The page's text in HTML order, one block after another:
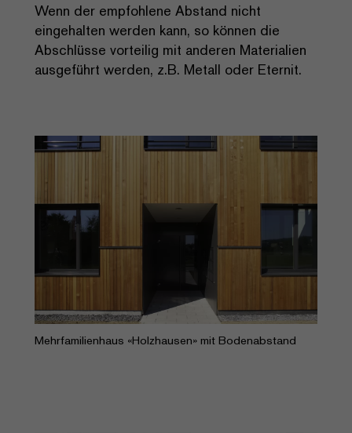
Wenn der empfohlene Abstand nicht
eingehalten werden kann, so können die
Abschlüsse vorteilig mit anderen Materialien
ausgeführt werden, z.B. Metall oder Eternit.
Mehrfamilienhaus «Holzhausen» mit Bodenabstand